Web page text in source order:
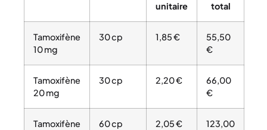
unitaire
total
Tamoxifène
10 mg
30 cp 1,85 €
55,50
€
Tamoxifène
20 mg
30 cp 2,20 €
66,00
€
Tamoxifène
60 cp 2,05 €
123,00